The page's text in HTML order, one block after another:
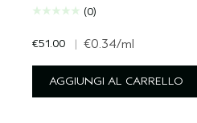
(0)
€51.00 | €0.34/ml
AGGIUNGI AL CARRELLO